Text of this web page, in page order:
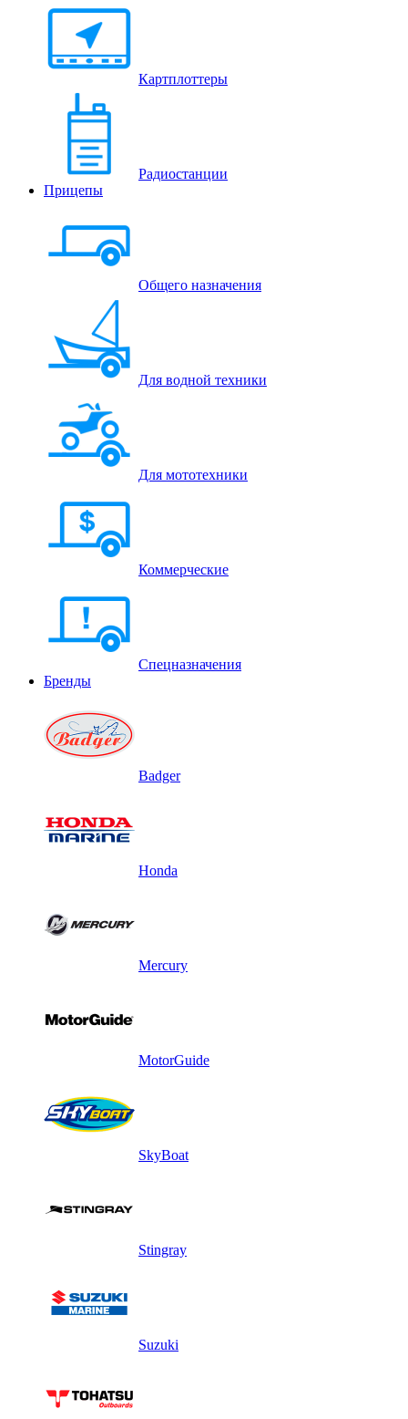
Картплоттеры
Радиостанции
Прицепы
Общего назначения
Для водной техники
Для мототехники
Коммерческие
Спецназначения
Бренды
Badger
Honda
Mercury
MotorGuide
SkyBoat
Stingray
Suzuki